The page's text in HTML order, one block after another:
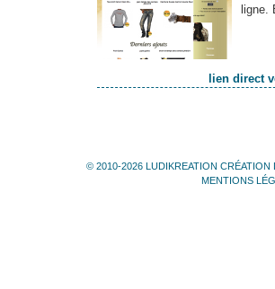
ligne.
lien direct
© 2010-2026 LUDIKREATION CRÉATION
MENTIONS